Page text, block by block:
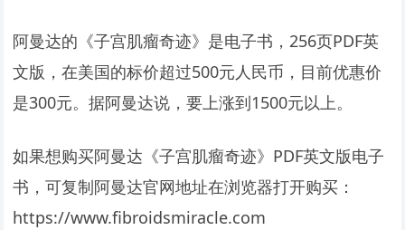
阿曼达的《子宫肌瘤奇迹》是电子书，256页PDF英
文版，在美国的标价超过500元人民币，目前优惠价
是300元。据阿曼达说，要上涨到1500元以上。
如果想购买阿曼达《子宫肌瘤奇迹》PDF英文版电子
书，可复制阿曼达官网地址在浏览器打开购买：
https://www.fibroidsmiracle.com